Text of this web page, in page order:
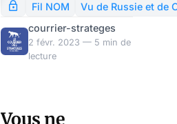
Makarov
concerne les opérations
de change à la Bourse de
Moscou, jeudi 12 janvier,
le taux de change du
Fil NOM
Vu de Russie et de
courrier-strateges
2 févr. 2023 — 5 min de
lecture
Vous ne